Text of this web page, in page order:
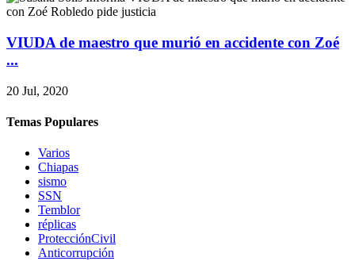
VIUDA de maestro que murió en accidente con Zoé
...
20 Jul, 2020
Temas Populares
Varios
Chiapas
sismo
SSN
Temblor
réplicas
ProtecciónCivil
Anticorrupción